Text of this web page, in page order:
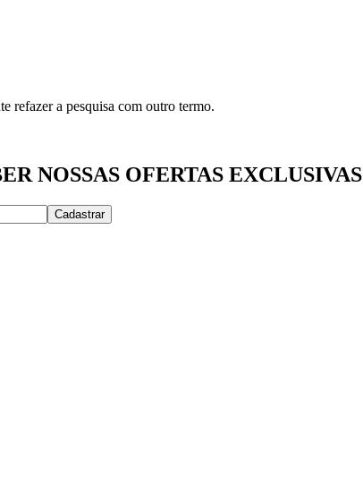
refazer a pesquisa com outro termo.
NOSSAS OFERTAS EXCLUSIVAS
Cadastrar